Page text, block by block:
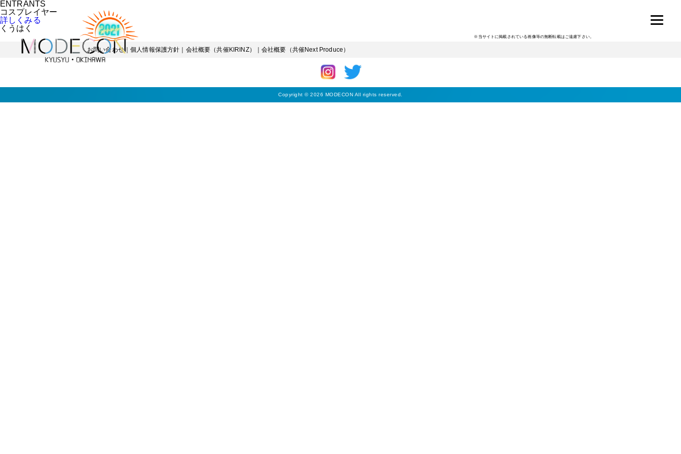
ENTRANTS
コスプレイヤー
詳しくみる
くうはく
※当サイトに掲載されている画像等の無断転載はご遠慮下さい。
お問い合わせ｜個人情報保護方針 会社概要（共催KIRINZ） ｜会社概要（共催Next Produce）
Copyright © 2026 MODECON All rights reserved.